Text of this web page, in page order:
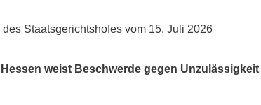
Staatsgerichtshofes vom 15. Juli 2026
weist Beschwerde gegen